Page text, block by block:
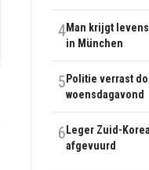
4Man krijgt
in München
5 Politie verrast
woensdagavond
6 Leger Zuid-
afgevuurd